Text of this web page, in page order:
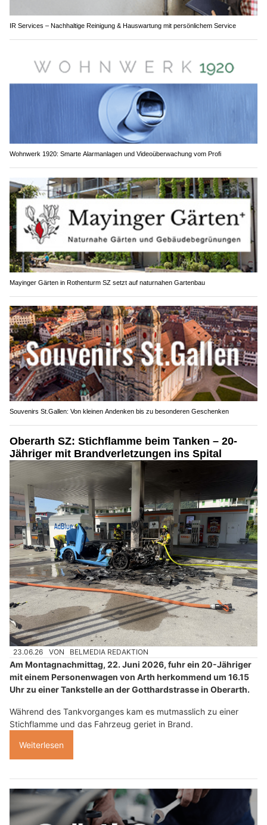
IR Services – Nachhaltige Reinigung & Hauswartung mit persönlichem Service
Wohnwerk 1920: Smarte Alarmanlagen und Videoüberwachung vom Profi
Mayinger Gärten in Rothenturm SZ setzt auf naturnahen Gartenbau
Souvenirs St.Gallen: Von kleinen Andenken bis zu besonderen Geschenken
Oberarth SZ: Stichflamme beim Tanken – 20-
Jähriger mit Brandverletzungen ins Spital
23.06.26 VON BELMEDIA REDAKTION
Am Montagnachmittag, 22. Juni 2026, fuhr ein 20-Jähriger
mit einem Personenwagen von Arth herkommend um 16.15
Uhr zu einer Tankstelle an der Gotthardstrasse in Oberarth.
Während des Tankvorganges kam es mutmasslich zu einer
Stichflamme und das Fahrzeug geriet in Brand.
Weiterlesen